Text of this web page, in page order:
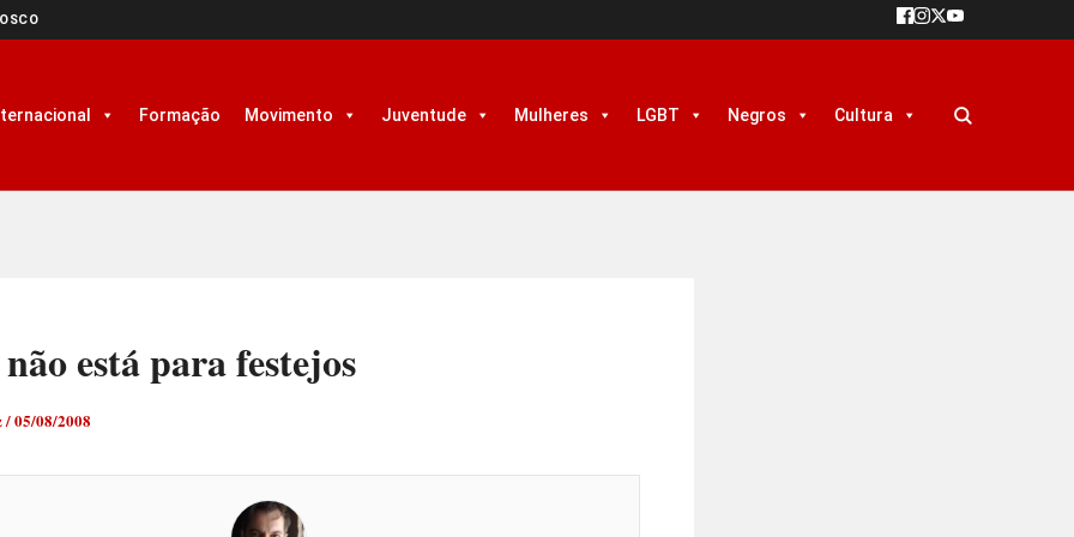
Formação Movimento Juventude Mulheres LGBT Negros Cultura
está para festejos
/05/08/2008